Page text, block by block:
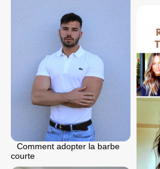
Comment adopter la barbe
courte